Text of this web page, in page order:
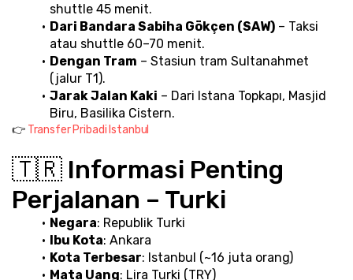
shuttle 45 menit.
Dari Bandara Sabiha Gökçen (SAW) – Taksi
atau shuttle 60–70 menit.
Dengan Tram – Stasiun tram Sultanahmet
(jalur T1).
Jarak Jalan Kaki – Dari Istana Topkapı, Masjid
Biru, Basilika Cistern.
👉 Transfer Pribadi Istanbul
🇹🇷 Informasi Penting
Perjalanan – Turki
Negara: Republik Turki
Ibu Kota: Ankara
Kota Terbesar: Istanbul (~16 juta orang)
Mata Uang: Lira Turki (TRY)